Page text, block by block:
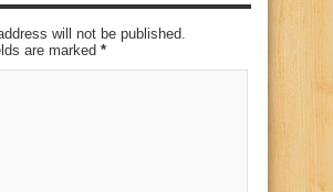
will not be published.
are marked *